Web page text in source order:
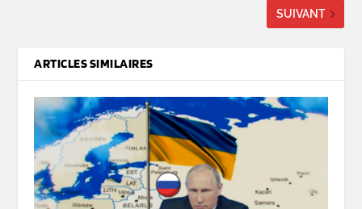
SUIVANT
ARTICLES SIMILAIRES